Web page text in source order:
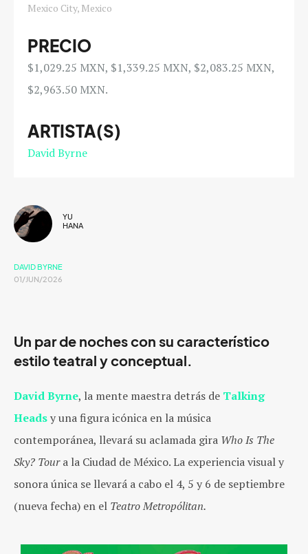
Mexico City, Mexico
PRECIO
$1,029.25 MXN, $1,339.25 MXN, $2,083.25 MXN,
$2,963.50 MXN.
ARTISTA(S)
David Byrne
YU
HANA
DAVID BYRNE
01/JUN/2026
Un par de noches con su característico
estilo teatral y conceptual.
David Byrne, la mente maestra detrás de Talking
Headsy una figura icónica en la música
contemporánea, llevará su aclamada gira Who Is The
Sky? Toura la Ciudad de México. La experiencia visual y
sonora única se llevará a cabo el 4, 5 y 6 de septiembre
(nueva fecha) en el Teatro Metropólitan.